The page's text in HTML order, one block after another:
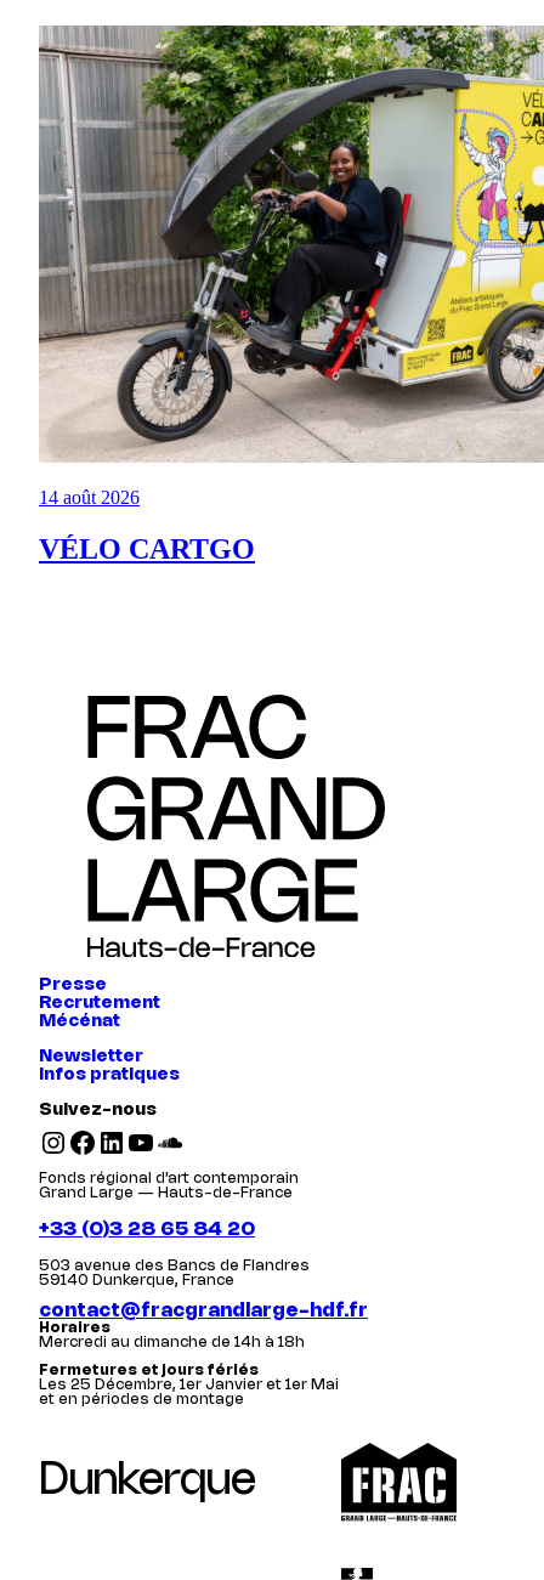
14 août 2026
VÉLO CARTGO
Presse
Recrutement
Mécénat
Newsletter
Infos pratiques
Suivez-nous
Instagram Facebook LinkedIn YouTube SoundCloud
Fonds régional d’art contemporain
Grand Large — Hauts-de-France
+33 (0)3 28 65 84 20
503 avenue des Bancs de Flandres
59140 Dunkerque, France
contact@fracgrandlarge-hdf.fr
Horaires
Mercredi au dimanche de 14h à 18h
Fermetures et jours fériés
Les 25 Décembre, 1er Janvier et 1er Mai
et en périodes de montage
Dunkerque